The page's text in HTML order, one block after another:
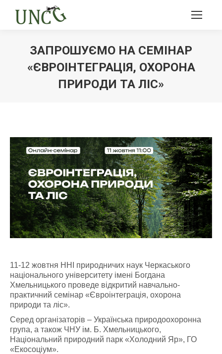
ЗАПРОШУЄМО НА СЕМІНАР
«ЄВРОІНТЕГРАЦІЯ, ОХОРОНА
ПРИРОДИ ТА ЛІС»
11-12 жовтня ННІ природничих наук Черкаського
національного університету імені Богдана
Хмельницького проведе відкритий навчально-
практичний семінар «Євроінтеграція, охорона
природи та ліс».
Серед організаторів – Українська природоохоронна
група, а також ЧНУ ім. Б. Хмельницького,
Національний природний парк «Холодний Яр», ГО
«Екосоціум».